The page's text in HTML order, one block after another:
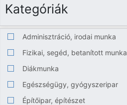
Kategóriák
Adminisztráció, irodai munka
Fizikai, segéd, betanított munka
Diákmunka
Egészségügy, gyógyszeripar
Építőipar, építészet